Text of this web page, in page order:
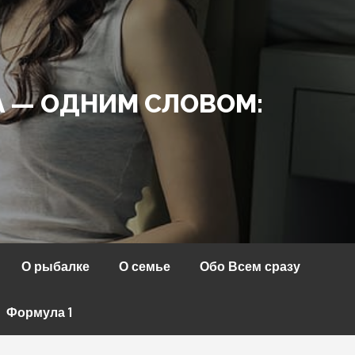
— ОДНИМ СЛОВОМ:
О рыбалке О семье Обо Всем сразу
Формула 1